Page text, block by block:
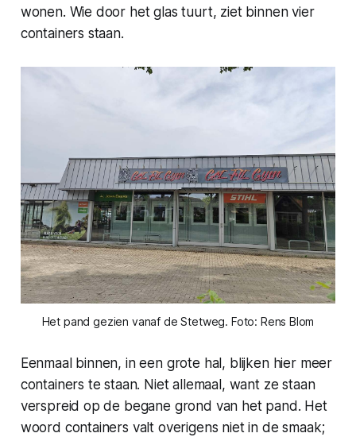
wonen. Wie door het glas tuurt, ziet binnen vier
containers staan.
Het pand gezien vanaf de Stetweg. Foto: Rens Blom
Eenmaal binnen, in een grote hal, blijken hier meer
containers te staan. Niet allemaal, want ze staan
verspreid op de begane grond van het pand. Het
woord containers valt overigens niet in de smaak;